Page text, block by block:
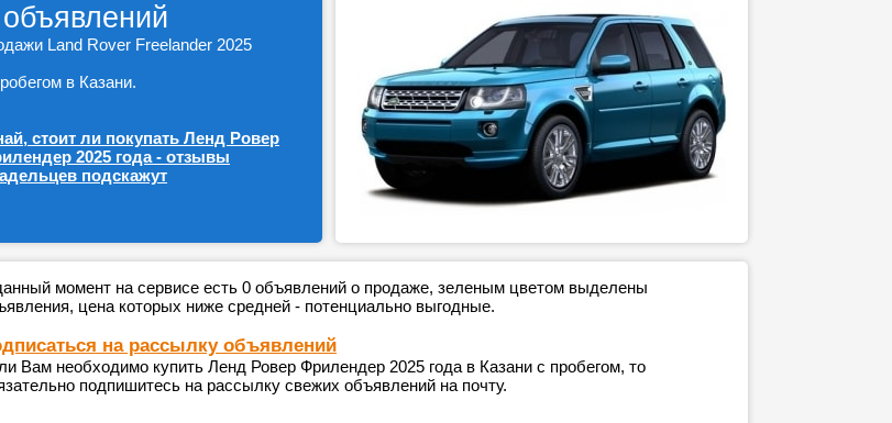
Land Rover Freelander 2025
в Казани.
стоит ли покупать Ленд Ровер
2025 года - отзывы
подскажут
момент на сервисе есть 0 объявлений о продаже, зеленым цветом выделены
цена которых ниже средней - потенциально выгодные.
на рассылку объявлений
Вам необходимо купить Ленд Ровер Фрилендер 2025 года в Казани с пробегом, то
подпишитесь на рассылку свежих объявлений на почту.